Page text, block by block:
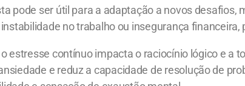
pode ser útil para a adaptação a novos desafios,
no trabalho ou insegurança
estresse contínuo impacta o raciocínio lógico e a
e reduz a capacidade de resolução de